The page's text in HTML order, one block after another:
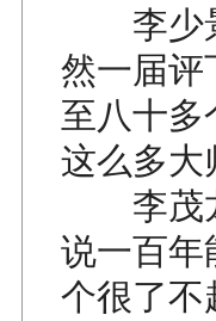
李少景
然一届评
至八十多
这么多大
李茂龙
说一百年
个很了不